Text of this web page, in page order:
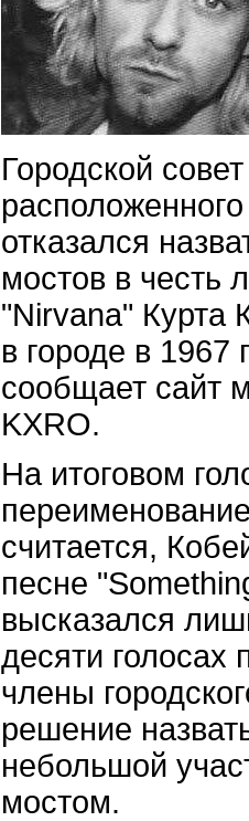
Городской
отказался
мостов в честь
"Nirvana" Курта
в городе в
сообщает сайт
KXRO.
На итоговом
считается,
песне
высказался
десяти голосах
члены
решение
небольшой
мостом.